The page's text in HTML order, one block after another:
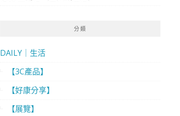
分類
DAILY｜生活
【3C產品】
【好康分享】
【展覽】